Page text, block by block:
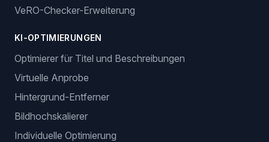
VeRO-Checker-Erweiterung
KI-OPTIMIERUNGEN
Optimierer für Titel und Beschreibungen
Virtuelle Anprobe
Hintergrund-Entferner
Bildhochskalierer
Individuelle Optimierung